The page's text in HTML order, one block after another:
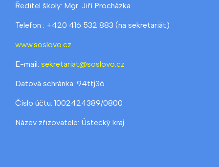
Ředitel školy: Mgr. Jiří Procházka
Telefon : +420 416 532 883 (na sekretariát)
www.soslovo.cz
E-mail: sekretariat@soslovo.cz
Datová schránka: 94ttj36
Číslo účtu: 1002424389/0800
Název zřizovatele: Ústecký kraj